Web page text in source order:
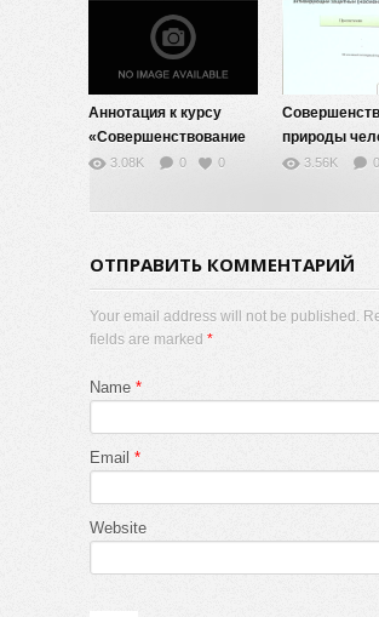
Аннотация к курсу
«Совершенствование
природы человека:
3.08K 0 0
природы
жизнь без
3.56K 0
ОТПРАВИТЬ КОММЕНТАРИЙ
Your email address will not be published.
fields are marked *
Name *
Email *
Website